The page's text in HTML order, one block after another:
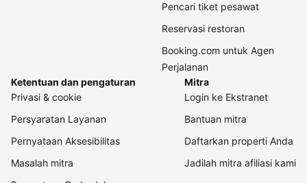
Pencari tiket pesawat
Reservasi restoran
Booking.com untuk Agen
Perjalanan
Ketentuan dan pengaturan
Privasi & cookie
Persyaratan Layanan
Pernyataan Aksesibilitas
Masalah mitra
Mitra
Login ke Ekstranet
Bantuan mitra
Daftarkan properti Anda
Jadilah mitra afiliasi kami